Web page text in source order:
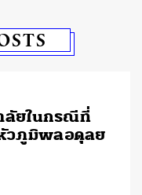
ลัยในกรณีที่
วภูมิพลอดุลย